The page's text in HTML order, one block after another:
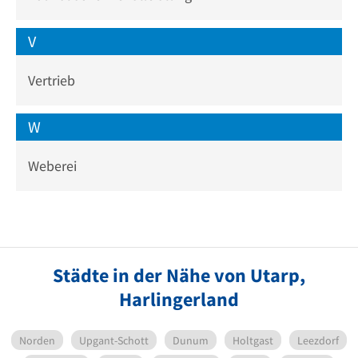
V
Vertrieb
W
Weberei
Städte in der Nähe von Utarp,
Harlingerland
Norden Upgant-Schott Dunum Holtgast Leezdorf